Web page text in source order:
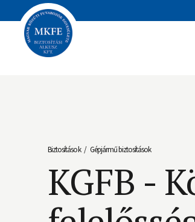
Biztosítások / Gépjármű biztosítások
KGFB -